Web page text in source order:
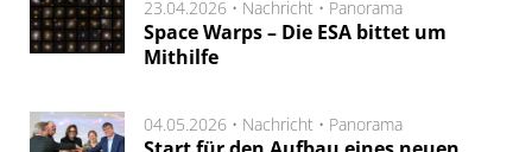
23.04.2026 • Nachricht • Panorama
Space Warps – Die ESA bittet um
Mithilfe
04.05.2026 • Nachricht • Panorama